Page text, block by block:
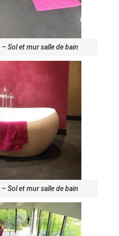
Sol et mur salle de bain
Sol et mur salle de bain